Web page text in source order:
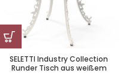
SELETTI Industry Collection
Runder Tisch aus weißem